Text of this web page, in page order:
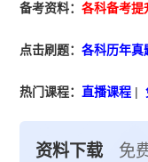
备考资料：各科备考提
点击刷题：各科历年真
热门课程：直播课程 |
资料下载 免